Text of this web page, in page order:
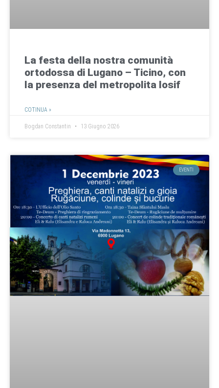
La festa della nostra comunità
ortodossa di Lugano – Ticino, con
la presenza del metropolita Iosif
COTINUA »
Bogdan Constantin 13 Giugno 2026
EVENTI